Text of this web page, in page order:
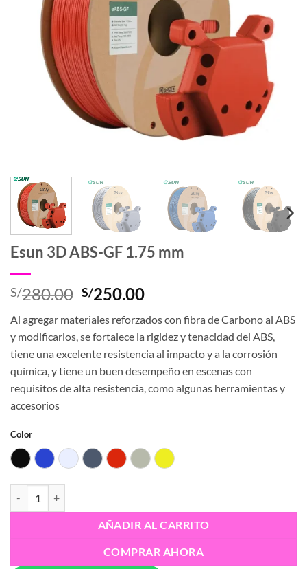
Esun 3D ABS-GF 1.75 mm
S/280.00 El
original
era:
S/280.00.
S/250.00El
actual
es:
S/250.00.
Al agregar materiales reforzados con fibra de Carbono al ABS
y modificarlos, se fortalece la rigidez y tenacidad del ABS,
tiene una excelente resistencia al impacto y a la corrosión
química, y tiene un buen desempeño en escenas con
requisitos de alta resistencia, como algunas herramientas y
accesorios
Color
Black Blue Cold white
Grey Red Silver Yellow
AÑADIR AL CARRITO
COMPRAR AHORA